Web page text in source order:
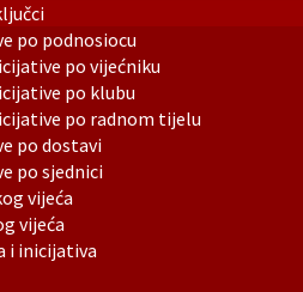
po podnosiocu
po vijećniku
po klubu
po radnom tijelu
po dostavi
po sjednici
vijeća
vijeća
i inicijativa